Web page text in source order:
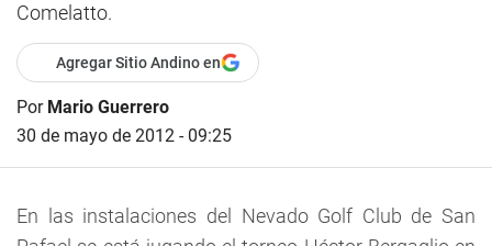
Comelatto.
Agregar Sitio Andino en
Por Mario Guerrero
30 de mayo de 2012 - 09:25
En las instalaciones del Nevado Golf Club de San